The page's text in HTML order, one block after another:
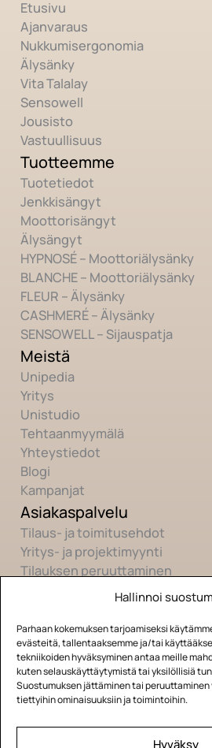
Hallinnoi
Parhaan kokemuksen tarjoamiseksi
evästeitä, tallentaaksemme ja/tai
tekniikoiden hyväksyminen antaa meille
kuten selauskäyttäytymistä tai yksilöllisiä
Suostumuksen jättäminen tai
tiettyihin ominaisuuksiin ja toimintoihin.
Hyväksy
Etusivu
Ajanvaraus
Nukkumisergonomia
Älysänky
Vita Talalay
Sensowell
Jousisto
Vastuullisuus
Tuotteemme
Tuotetiedot
Jenkkisängyt
Moottorisängyt
Älysängyt
HYPNOSÉ – Moottoriälysänky
BLANCHE – Moottoriälysänky
FLEUR – Älysänky
CASHMERÉ – Älysänky
SENSOWELL – Sijauspatja
Meistä
Unipedia
Yritys
Unistudio
Tehtaanmyymälä
Yhteystiedot
Blogi
Kampanjat
Asiakaspalvelu
Tilaus- ja toimitusehdot
Yritys- ja projektimyynti
Tilauksen peruuttaminen
Youtube
Instagram
Facebook
TikTok